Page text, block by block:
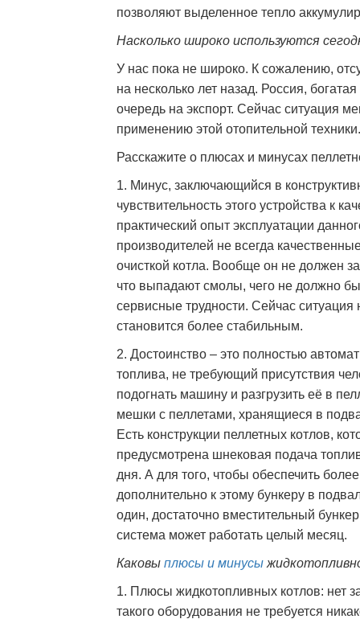
позволяют выделенное тепло
Насколько широко используются
У нас пока не широко. К сожалению,
на несколько лет назад. Россия,
очередь на экспорт. Сейчас ситуация
применению этой отопительной техники.
Расскажите о плюсах и минусах
1. Минус, заключающийся в
чувствительность этого устройства к
практический опыт эксплуатации
производителей не всегда
очисткой котла. Вообще он не должен
что выпадают смолы, чего не должно
сервисные трудности. Сейчас ситуация
становится более стабильным.
2. Достоинство – это полностью
топлива, не требующий присутствия
подогнать машину и разгрузить её в
мешки с пеллетами, хранящиеся в
Есть конструкции пеллетных котлов,
предусмотрена шнековая подача
дня. А для того, чтобы обеспечить
дополнительно к этому бункеру в
один, достаточно вместительный
система может работать целый месяц.
Каковы плюсы и минусы
1. Плюсы жидкотопливных котлов: нет
такого оборудования не требуется